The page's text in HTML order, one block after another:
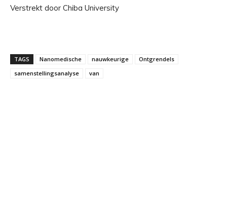
Verstrekt door Chiba University
TAGS Nanomedische nauwkeurige
Ontgrendels
samenstellingsanalyse
van